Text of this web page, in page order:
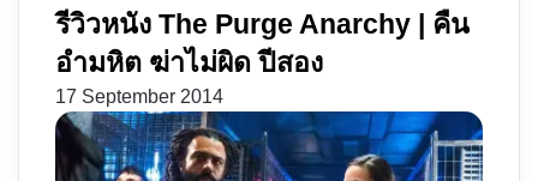
รีวิวหนัง The Purge Anarchy | คืน
อำมหิต ฆ่าไม่ผิด ปีสอง
17 September 2014